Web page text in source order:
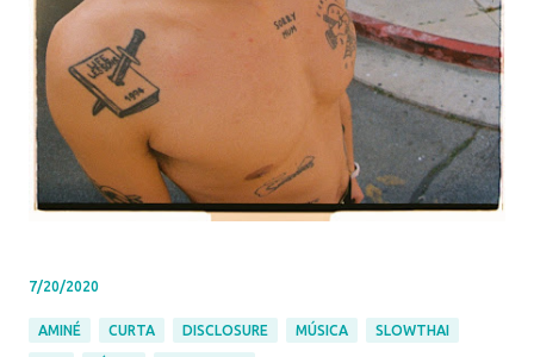
7/20/2020
AMINÉ CURTA DISCLOSURE MÚSICA SLOWTHAI